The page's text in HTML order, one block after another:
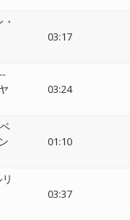
03:17
--
03:24
ベ
01:10
03:37